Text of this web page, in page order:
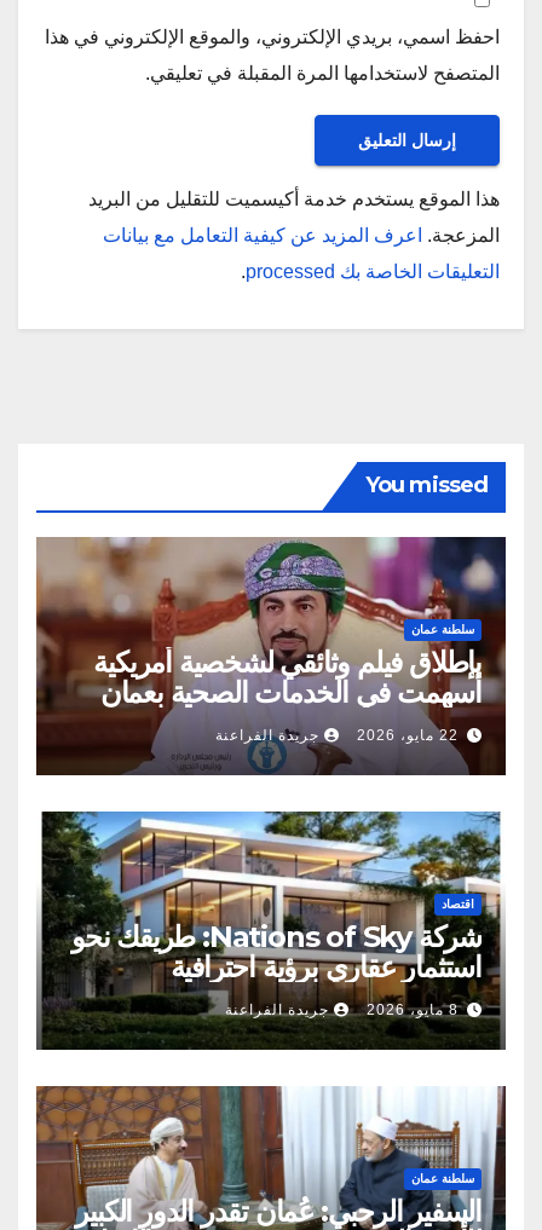
احفظ اسمي، بريدي الإلكتروني، والموقع الإلكتروني في هذا
المتصفح لاستخدامها المرة المقبلة في تعليقي.
هذا الموقع يستخدم خدمة أكيسميت للتقليل من البريد
المزعجة.
اعرف المزيد عن كيفية التعامل مع بيانات
التعليقات الخاصة بك processed
.
You missed
سلطنة عمان
بإطلاق فيلم وثائقي لشخصية أمريكية
أسهمت في الخدمات الصحية بعمان
22 مايو، 2026 جريدة الفراعنة
اقتصاد
شركة Nations of Sky: طريقك نحو
استثمار عقاري برؤية احترافية
8 مايو، 2026 جريدة الفراعنة
سلطنة عمان
السفير الرحبي: عُمان تقدر الدور الكبير